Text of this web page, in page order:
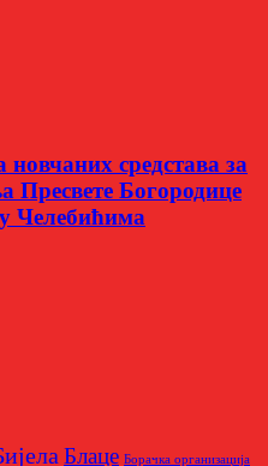
средстава за
Пресвете Богородице
Челебићима
Блаце Борачкa организацијa